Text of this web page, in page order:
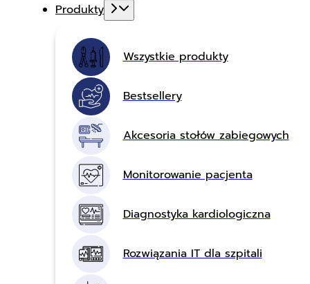
Produkty
Wszystkie produkty
Bestsellery
Akcesoria stołów zabiegowych
Monitorowanie pacjenta
Diagnostyka kardiologiczna
Rozwiązania IT dla szpitali